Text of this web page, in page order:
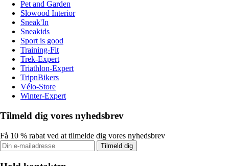
Pet and Garden
Slowood Interior
Sneak'In
Sneakids
Sport is good
Training-Fit
Trek-Expert
Triathlon-Expert
TripnBikers
Vélo-Store
Winter-Expert
Tilmeld dig vores nyhedsbrev
Få 10 % rabat ved at tilmelde dig vores nyhedsbrev
Tilmeld dig